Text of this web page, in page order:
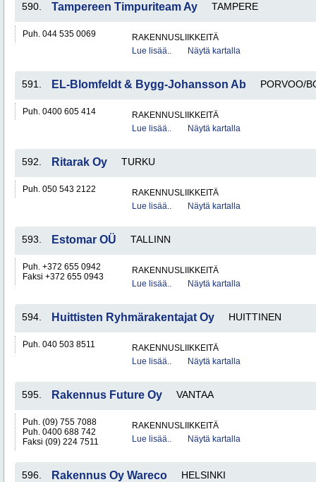
590. Tampereen Timpuriteam Ay TAMPERE
Puh. 044 535 0069
RAKENNUSLIIKKEITÄ
Lue lisää..
Näytä kartalla
591. EL-Blomfeldt & Bygg-Johansson Ab PORVOO/
Puh. 0400 605 414
RAKENNUSLIIKKEITÄ
Lue lisää..
Näytä kartalla
592. Ritarak Oy TURKU
Puh. 050 543 2122
RAKENNUSLIIKKEITÄ
Lue lisää..
Näytä kartalla
593. Estomar OÜ TALLINN
Puh. +372 655 0942
Faksi +372 655 0943
RAKENNUSLIIKKEITÄ
Lue lisää..
Näytä kartalla
594. Huittisten Ryhmärakentajat Oy HUITTINEN
Puh. 040 503 8511
RAKENNUSLIIKKEITÄ
Lue lisää..
Näytä kartalla
595. Rakennus Future Oy VANTAA
Puh. (09) 755 7088
Puh. 0400 688 742
Faksi (09) 224 7511
RAKENNUSLIIKKEITÄ
Lue lisää..
Näytä kartalla
596. Rakennus Oy Wareco HELSINKI